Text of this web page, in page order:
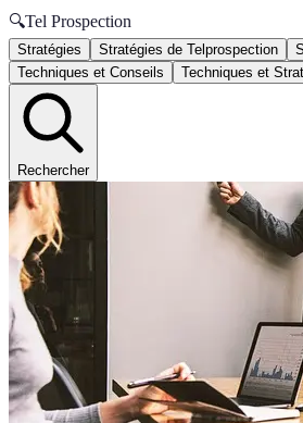
🔍Tel Prospection
Stratégies Stratégies de Telprospection
Techniques et Conseils
Techniques et
Rechercher